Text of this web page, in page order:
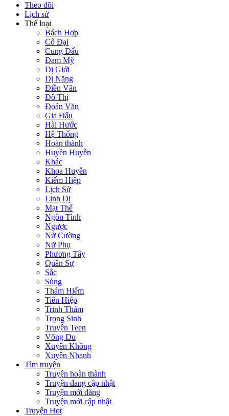
Theo dõi
Lịch sử
Thể loại
Bách Hợp
Cổ Đại
Cung Đấu
Đam Mỹ
Dị Giới
Dị Năng
Điền Văn
Đô Thị
Đoản Văn
Gia Đấu
Hài Hước
Hệ Thống
Hoàn thành
Huyền Huyễn
Khác
Khoa Huyễn
Kiếm Hiệp
Lịch Sử
Linh Dị
Mạt Thế
Ngôn Tình
Ngược
Nữ Cường
Nữ Phụ
Phương Tây
Quân Sự
Sắc
Sủng
Thám Hiểm
Tiên Hiệp
Trinh Thám
Trọng Sinh
Truyện Teen
Võng Du
Xuyên Không
Xuyên Nhanh
Tìm truyện
Truyện hoàn thành
Truyện đang cập nhật
Truyện mới đăng
Truyện mới cập nhật
Truyện Hot